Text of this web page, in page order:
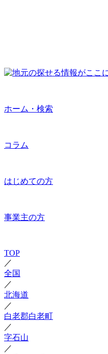
ホーム・検索
コラム
はじめての方
事業主の方
TOP
／
全国
／
北海道
／
白老郡白老町
／
字石山
／